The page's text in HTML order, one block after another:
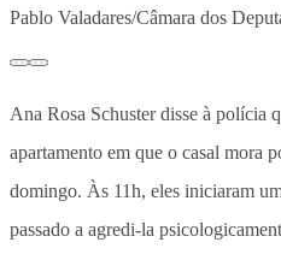
Pablo Valadares/Câmara dos
Ana Rosa Schuster disse à polícia
apartamento em que o casal mora
domingo. Às 11h, eles iniciaram
passado a agredi-la